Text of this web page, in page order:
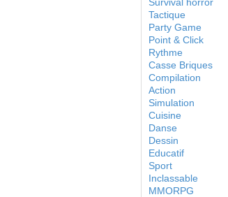
Tactique
Party Game
Point & Click
Rythme
Casse Briques
Compilation
Action
Simulation
Cuisine
Danse
Dessin
Educatif
Sport
Inclassable
MMORPG